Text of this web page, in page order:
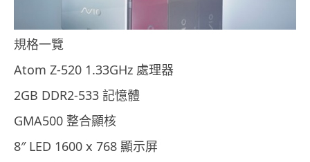
規格一覽
Atom Z-520 1.33GHz 處理器
2GB DDR2-533 記憶體
GMA500 整合顯核
8″ LED 1600 x 768 顯示屏